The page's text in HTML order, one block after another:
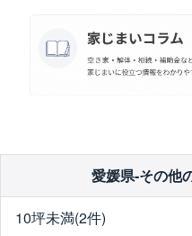
愛媛県-その他
10坪未満(2件)